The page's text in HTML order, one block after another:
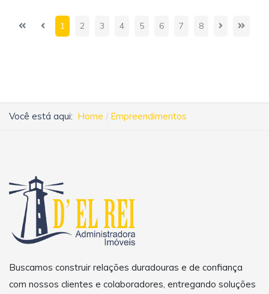
1 2 3 4 5 6 7 8
Você está aqui: Home Empreendimentos
Buscamos construir relações duradouras e de confiança
com nossos clientes e colaboradores, entregando soluções